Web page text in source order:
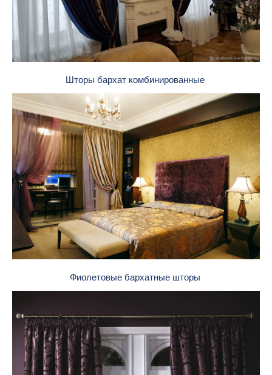
Шторы бархат комбинированные
Фиолетовые бархатные шторы